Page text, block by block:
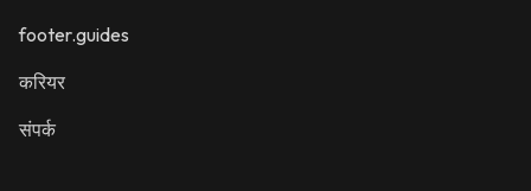
footer.guides
करियर
संपर्क